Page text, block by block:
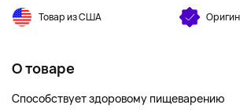
Товар из США
О товаре
Способствует здоровому пищеварению